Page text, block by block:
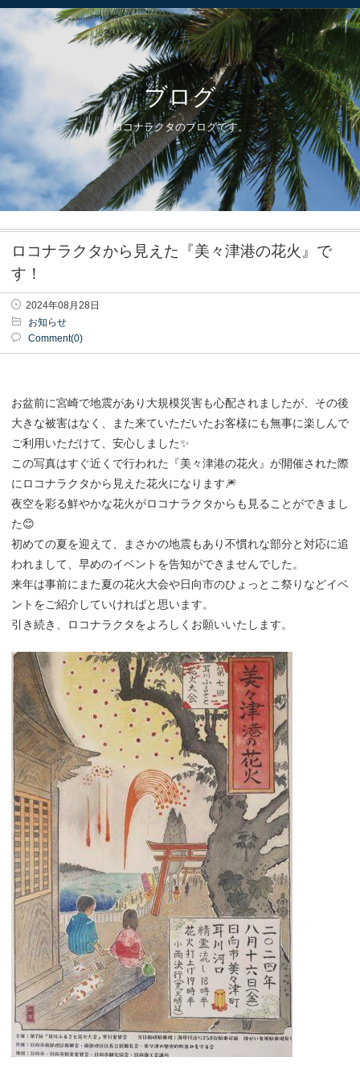
ブログ
ロコナラクタのブログです。
ロコナラクタから見えた『美々津港の花火』で
す！
2024年08月28日
お知らせ
Comment(0)
お盆前に宮崎で地震があり大規模災害も心配されましたが、その後
大きな被害はなく、また来ていただいたお客様にも無事に楽しんで
ご利用いただけて、安心しました✨
この写真はすぐ近くで行われた『美々津港の花火』が開催された際
にロコナラクタから見えた花火になります🎆
夜空を彩る鮮やかな花火がロコナラクタからも見ることができまし
た😊
初めての夏を迎えて、まさかの地震もあり不慣れな部分と対応に追
われまして、早めのイベントを告知ができませんでした。
来年は事前にまた夏の花火大会や日向市のひょっとこ祭りなどイベ
ントをご紹介していければと思います。
引き続き、ロコナラクタをよろしくお願いいたします。